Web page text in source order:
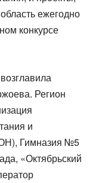
ежегодно
конкурсе
Регион
и
Гимназия №5
«Октябрьский